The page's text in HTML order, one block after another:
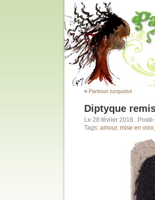
« Pantoun turquoise
Diptyque
Le 28 février 2018 . Posté
Tags: amour, mise en voix,